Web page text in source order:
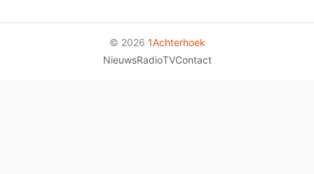
© 2026 1Achterhoek
NieuwsRadioTVContact